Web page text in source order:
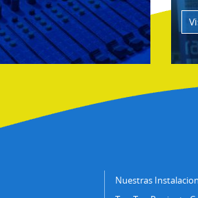
Nuestras